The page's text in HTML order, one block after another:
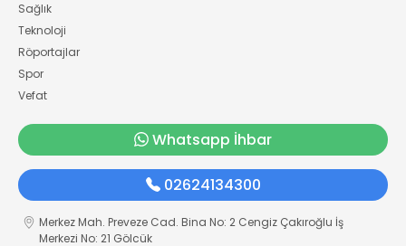
Sağlık
Teknoloji
Röportajlar
Spor
Vefat
Whatsapp İhbar
02624134300
Merkez Mah. Preveze Cad. Bina No: 2 Cengiz Çakıroğlu İş
Merkezi No: 21 Gölcük